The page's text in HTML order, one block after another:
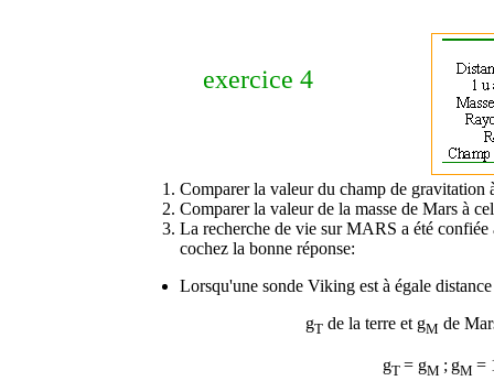
exercice 4
Comparer la valeur du champ de gravitation
Comparer la valeur de la masse de Mars à
La recherche de vie sur MARS a été
cochez la bonne réponse:
Lorsqu'une sonde Viking est à égale
gT de la terre et gM de
gT = gM ; gM =